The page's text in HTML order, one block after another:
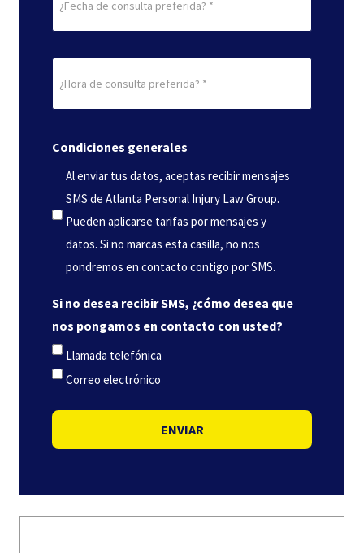
de
consulta
preferida
(Obligatorio)
de
consulta
Condiciones generales
Al enviar tus datos, aceptas recibir mensajes
SMS de Atlanta Personal Injury Law Group.
Pueden aplicarse tarifas por mensajes y
datos. Si no marcas esta casilla, no nos
pondremos en contacto contigo por SMS.
Si no desea recibir SMS, ¿cómo desea que
nos pongamos en contacto con usted?
Llamada telefónica
Correo electrónico
ENVIAR